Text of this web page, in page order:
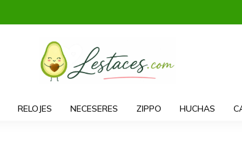
RELOJES NECESERES ZIPPO HUCHAS